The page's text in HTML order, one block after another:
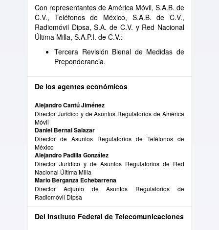
Con representantes de América Móvil, S.A.B. de
C.V., Teléfonos de México, S.A.B. de C.V.,
Radiomóvil Dipsa, S.A. de C.V. y Red Nacional
Última Milla, S.A.P.I. de C.V.:
Tercera Revisión Bienal de Medidas de
Preponderancia.
De los agentes económicos
Alejandro Cantú Jiménez
Director Jurídico y de Asuntos Regulatorios de América
Móvil
Daniel Bernal Salazar
Director de Asuntos Regulatorios de Teléfonos de
México
Alejandro Padilla González
Director Jurídico y de Asuntos Regulatorios de Red
Nacional Última Milla
Mario Berganza Echebarrena
Director Adjunto de Asuntos Regulatorios de
Radiomóvil Dipsa
Del Instituto Federal de Telecomunicaciones